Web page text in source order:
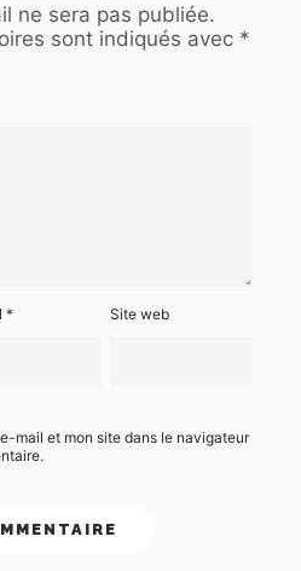
ne sera pas publiée.
sont indiqués avec *
* Site web
mail et mon site dans le navigateur